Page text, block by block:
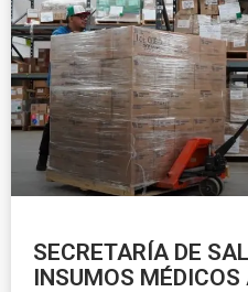
SECRETARÍA DE
INSUMOS